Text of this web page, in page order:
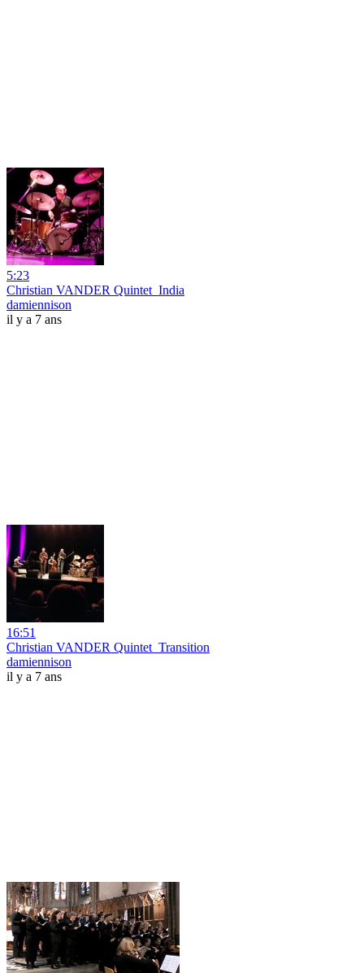
5:23
Christian VANDER Quintet_India
damiennison
il y a 7 ans
16:51
Christian VANDER Quintet_Transition
damiennison
il y a 7 ans